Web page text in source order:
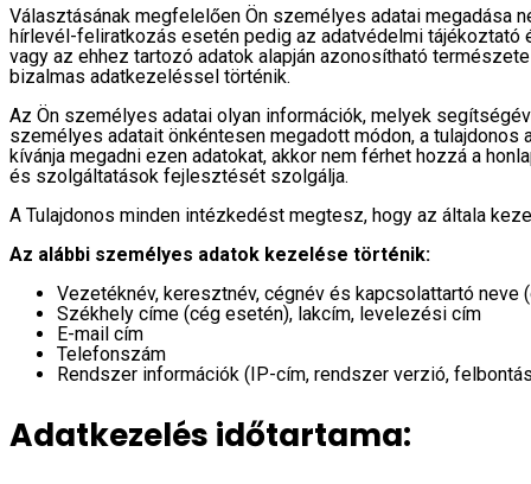
Választásának megfelelően Ön személyes adatai
hírlevél-feliratkozás esetén pedig az adatvédelmi
vagy az ehhez tartozó adatok alapján azonosítható
bizalmas adatkezeléssel történik.
Az Ön személyes adatai olyan információk, melyek
személyes adatait önkéntesen megadott módon, a
kívánja megadni ezen adatokat, akkor nem férhet hozzá a
és szolgáltatások fejlesztését szolgálja.
A Tulajdonos minden intézkedést megtesz, hogy az általa
Az alábbi személyes adatok kezelése történik:
Vezetéknév, keresztnév, cégnév és kapcsolattartó neve
Székhely címe (cég esetén), lakcím, levelezési cím
E-mail cím
Telefonszám
Rendszer információk (IP-cím, rendszer verzió,
Adatkezelés időtartama: